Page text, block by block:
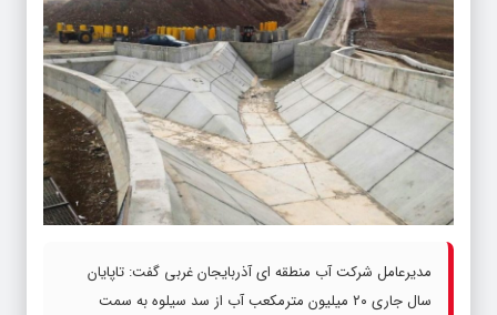
مدیرعامل شرکت آب منطقه ای آذربایجان غربی گفت: تاپایان
سال جاری ۲۰ میلیون مترمکعب آب از سد سیلوه به سمت